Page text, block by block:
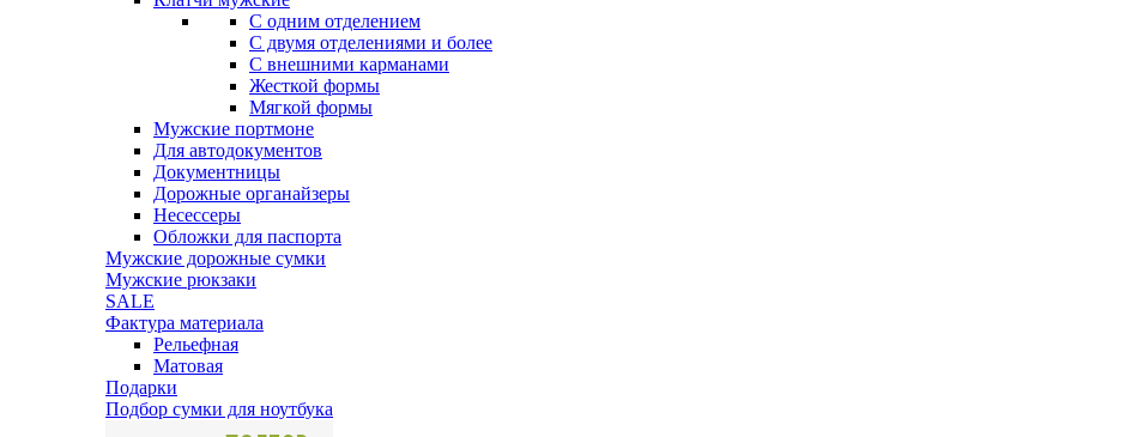
С одним отделением
С двумя отделениями и более
С внешними карманами
Жесткой формы
Мягкой формы
Мужские портмоне
Для автодокументов
Документницы
Дорожные органайзеры
Несессеры
Обложки для паспорта
Мужские дорожные сумки
Мужские рюкзаки
SALE
Фактура материала
Рельефная
Матовая
Подарки
Подбор сумки для ноутбука